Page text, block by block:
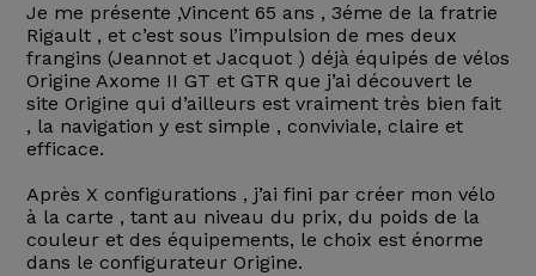
Je me présente ,Vincent 65 ans , 3éme de la fratrie
Rigault , et c’est sous l’impulsion de mes deux
frangins (Jeannot et Jacquot ) déjà équipés de vélos
Origine Axome II GT et GTR que j’ai découvert le
site Origine qui d’ailleurs est vraiment très bien fait
, la navigation y est simple , conviviale, claire et
efficace.
Après X configurations , j’ai fini par créer mon vélo
à la carte , tant au niveau du prix, du poids de la
couleur et des équipements, le choix est énorme
dans le configurateur Origine.